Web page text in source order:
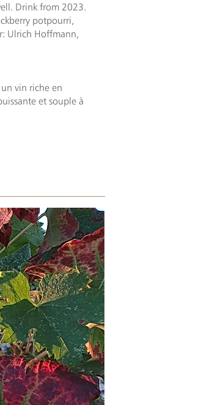
Drink from 2023.
potpourri,
Ulrich Hoffmann,
vin riche en
et souple à